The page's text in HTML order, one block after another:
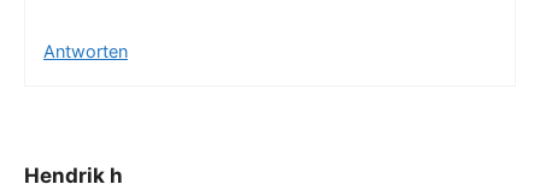
Antworten
Hendrik h